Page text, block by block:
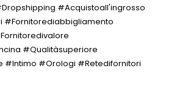
#Acquistoall'ingrosso
#Fornitorediabbigliamento
#Qualitàsuperiore
#Intimo #Orologi #Retedifornitori